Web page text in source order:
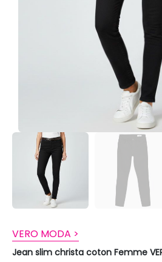
VERO MODA >
Jean slim christa coton Femme